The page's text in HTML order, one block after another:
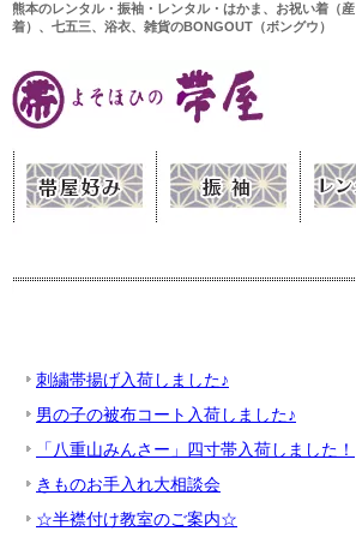
熊本のレンタル・振袖・レンタル・はかま、お祝い着（産
着）、七五三、浴衣、雑貨のBONGOUT（ボングウ）
刺繍帯揚げ入荷しました♪
男の子の被布コート入荷しました♪
「八重山みんさー」四寸帯入荷しました！
きものお手入れ大相談会
☆半襟付け教室のご案内☆